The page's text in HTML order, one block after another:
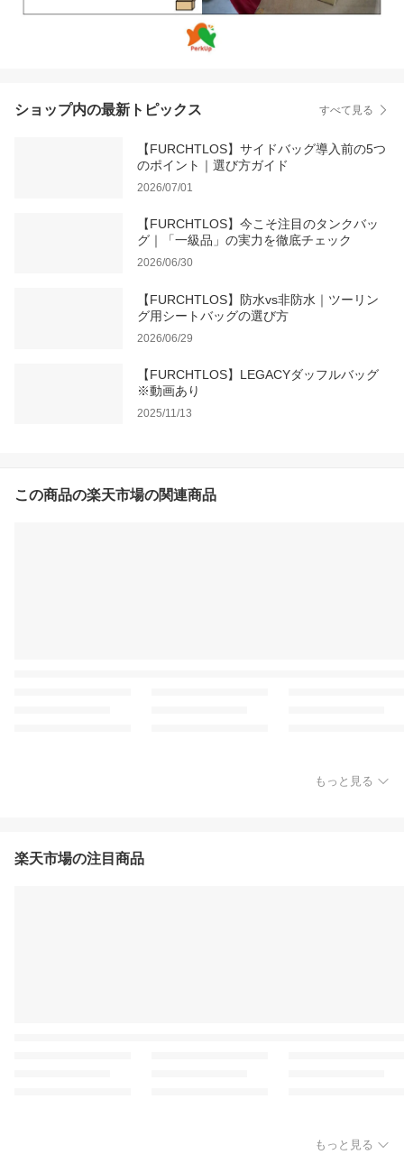
ショップ内の最新トピックス すべて見る
【FURCHTLOS】サイドバッグ導入前の5つ
のポイント｜選び方ガイド
2026/07/01
【FURCHTLOS】今こそ注目のタンクバッ
グ｜「一級品」の実力を徹底チェック
2026/06/30
【FURCHTLOS】防水vs非防水｜ツーリン
グ用シートバッグの選び方
2026/06/29
【FURCHTLOS】LEGACYダッフルバッグ
※動画あり
2025/11/13
この商品の楽天市場の関連商品
もっと見る
楽天市場の注目商品
もっと見る